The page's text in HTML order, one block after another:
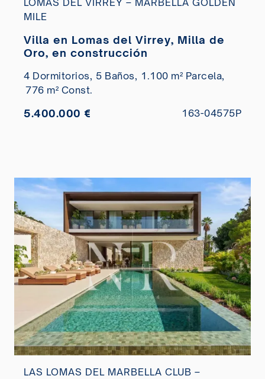
LOMAS DEL VIRREY – MARBELLA GOLDEN
MILE
Villa en Lomas del Virrey, Milla de
Oro, en construcción
4 Dormitorios, 5 Baños, 1.100 m² Parcela,
776 m² Const.
5.400.000 € 163-04575P
LAS LOMAS DEL MARBELLA CLUB –